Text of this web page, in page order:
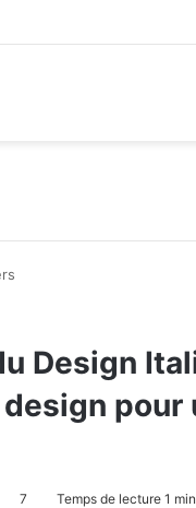
Design
pour
7 Temps de lecture 1